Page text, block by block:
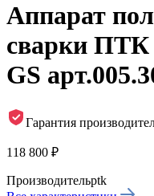
Аппарат
сварки
GS
Гарантия
118 800 ₽
Производительptk